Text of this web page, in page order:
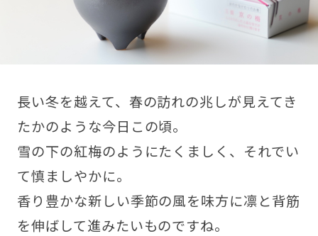
長い冬を越えて、春の訪れの兆しが見えてき
たかのような今日この頃。
雪の下の紅梅のようにたくましく、それでい
て慎ましやかに。
香り豊かな新しい季節の風を味方に凛と背筋
を伸ばして進みたいものですね。